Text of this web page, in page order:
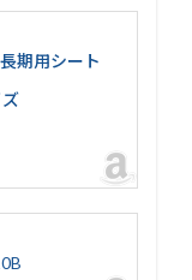
期用シート